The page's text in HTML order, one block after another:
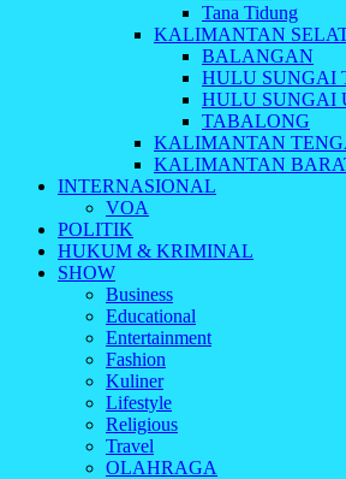
Tana Tidung
KALIMANTAN
BALANGAN
HULU SUNGAI
HULU SUNGAI
TABALONG
KALIMANTAN
KALIMANTAN
INTERNASIONAL
VOA
POLITIK
HUKUM & KRIMINAL
SHOW
Business
Educational
Entertainment
Fashion
Kuliner
Lifestyle
Religious
Travel
OLAHRAGA